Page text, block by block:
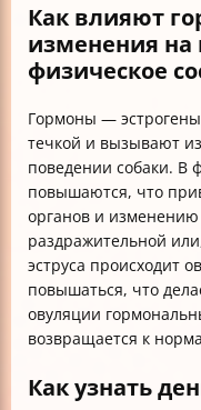
Как влияют
изменения на
физическое
Гормоны —
течкой и вызывают
поведении собаки. В
повышаются, что
органов и изменению
раздражительной
эструса происходит
повышаться, что
овуляции
возвращается к
Как узнать